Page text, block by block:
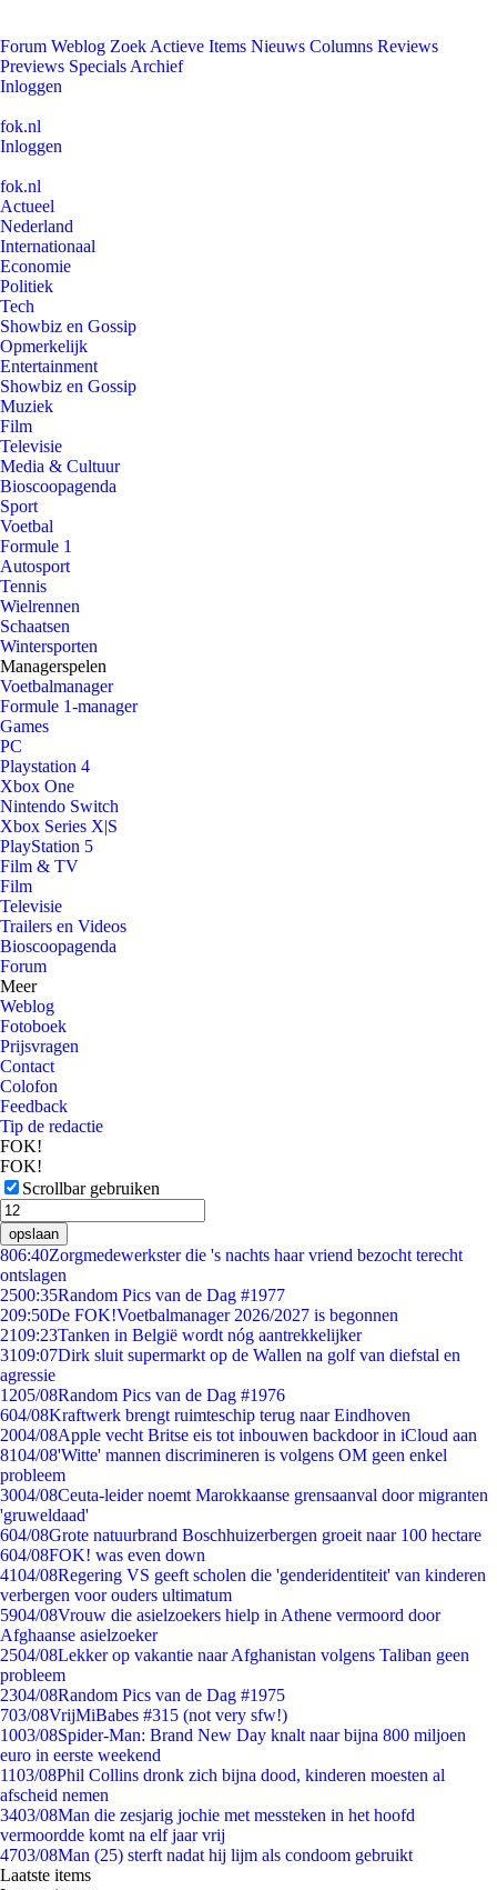
Forum Weblog Zoek Actieve Items Nieuws Columns Reviews
Previews Specials Archief
Inloggen
fok.nl
Inloggen
fok.nl
Actueel
Nederland
Internationaal
Economie
Politiek
Tech
Showbiz en Gossip
Opmerkelijk
Entertainment
Showbiz en Gossip
Muziek
Film
Televisie
Media & Cultuur
Bioscoopagenda
Sport
Voetbal
Formule 1
Autosport
Tennis
Wielrennen
Schaatsen
Wintersporten
Managerspelen
Voetbalmanager
Formule 1-manager
Games
PC
Playstation 4
Xbox One
Nintendo Switch
Xbox Series X|S
PlayStation 5
Film & TV
Film
Televisie
Trailers en Videos
Bioscoopagenda
Forum
Meer
Weblog
Fotoboek
Prijsvragen
Contact
Colofon
Feedback
Tip de redactie
FOK!
FOK!
Scrollbar gebruiken
opslaan
806:40Zorgmedewerkster die 's nachts haar vriend bezocht terecht
ontslagen
2500:35Random Pics van de Dag #1977
209:50De FOK!Voetbalmanager 2026/2027 is begonnen
2109:23Tanken in België wordt nóg aantrekkelijker
3109:07Dirk sluit supermarkt op de Wallen na golf van diefstal en
agressie
1205/08Random Pics van de Dag #1976
604/08Kraftwerk brengt ruimteschip terug naar Eindhoven
2004/08Apple vecht Britse eis tot inbouwen backdoor in iCloud aan
8104/08'Witte' mannen discrimineren is volgens OM geen enkel
probleem
3004/08Ceuta-leider noemt Marokkaanse grensaanval door migranten
'gruweldaad'
604/08Grote natuurbrand Boschhuizerbergen groeit naar 100 hectare
604/08FOK! was even down
4104/08Regering VS geeft scholen die 'genderidentiteit' van kinderen
verbergen voor ouders ultimatum
5904/08Vrouw die asielzoekers hielp in Athene vermoord door
Afghaanse asielzoeker
2504/08Lekker op vakantie naar Afghanistan volgens Taliban geen
probleem
2304/08Random Pics van de Dag #1975
703/08VrijMiBabes #315 (not very sfw!)
1003/08Spider-Man: Brand New Day knalt naar bijna 800 miljoen
euro in eerste weekend
1103/08Phil Collins dronk zich bijna dood, kinderen moesten al
afscheid nemen
3403/08Man die zesjarig jochie met messteken in het hoofd
vermoordde komt na elf jaar vrij
4703/08Man (25) sterft nadat hij lijm als condoom gebruikt
Laatste items